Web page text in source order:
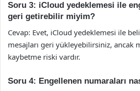
Soru 3: iCloud yedeklemesi ile
geri getirebilir miyim?
Cevap: Evet, iCloud yedeklemesi ile
mesajları geri yükleyebilirsiniz, ancak
kaybetme riski vardır.
Soru 4: Engellenen numaraları